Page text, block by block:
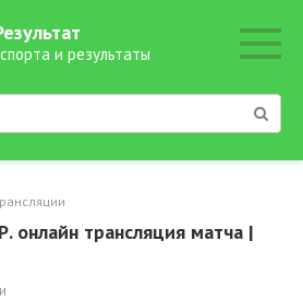
и результаты
онлайн трансляция матча |